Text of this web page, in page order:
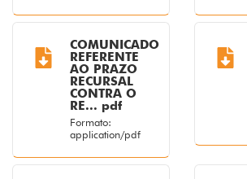
COMUNICADO
REFERENTE
AO PRAZO
RECURSAL
CONTRA O
RE... pdf
Formato:
application/pdf